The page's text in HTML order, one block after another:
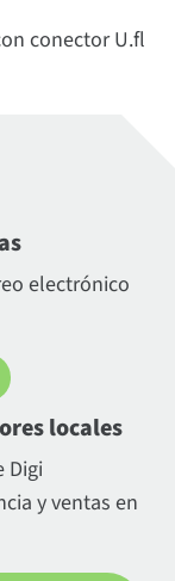
conector U.fl
electrónico
locales
Digi
y ventas en